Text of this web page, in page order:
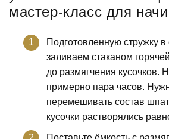
мастер-класс для
Подготовленную стружку
заливаем стаканом
до размягчения кусочков.
примерно пара часов.
перемешивать состав
кусочки растворялись